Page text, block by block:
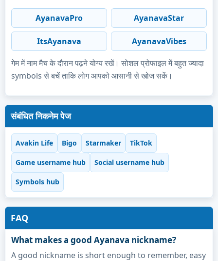
AyanavaPro AyanavaStar
ItsAyanava AyanavaVibes
गेम में नाम मैच के दौरान पढ़ने योग्य रखें। सोशल प्रोफाइल में बहुत ज्यादा
symbols से बचें ताकि लोग आपको आसानी से खोज सकें।
संबंधित निकनेम पेज
Avakin Life Bigo Starmaker TikTok
Game username hub Social username hub
Symbols hub
FAQ
What makes a good Ayanava nickname?
A good nickname is short enough to remember, easy